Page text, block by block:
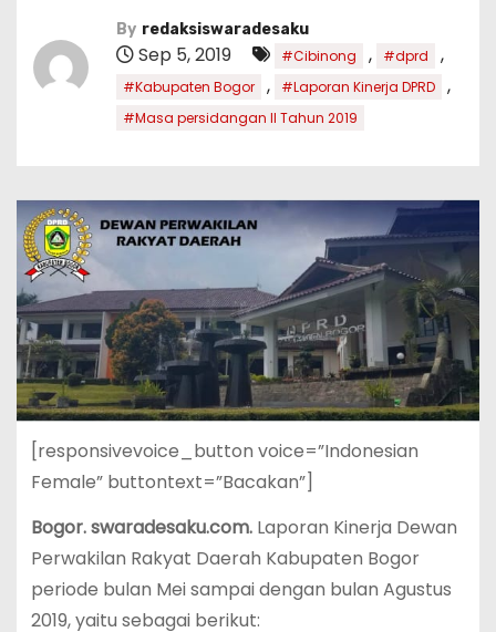
By redaksiswaradesaku
Sep 5, 2019 #Cibinong , #dprd ,
#Kabupaten Bogor , #Laporan Kinerja DPRD ,
#Masa persidangan II Tahun 2019
[responsivevoice_button voice=”Indonesian
Female” buttontext=”Bacakan”]
Bogor. swaradesaku.com. Laporan Kinerja Dewan
Perwakilan Rakyat Daerah Kabupaten Bogor
periode bulan Mei sampai dengan bulan Agustus
2019, yaitu sebagai berikut: